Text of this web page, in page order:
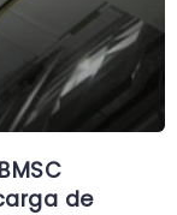
de